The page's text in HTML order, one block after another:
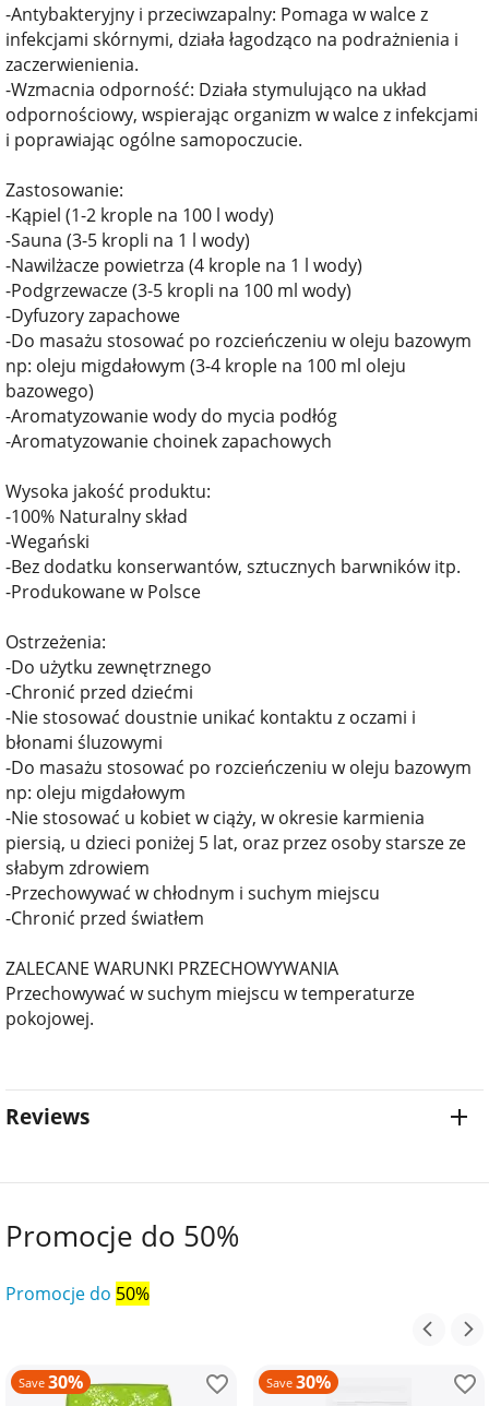
-Antybakteryjny i przeciwzapalny: Pomaga w walce z
infekcjami skórnymi, działa łagodząco na podrażnienia i
zaczerwienienia.
-Wzmacnia odporność: Działa stymulująco na układ
odpornościowy, wspierając organizm w walce z infekcjami
i poprawiając ogólne samopoczucie.
Zastosowanie:
-Kąpiel (1-2 krople na 100 l wody)
-Sauna (3-5 kropli na 1 l wody)
-Nawilżacze powietrza (4 krople na 1 l wody)
-Podgrzewacze (3-5 kropli na 100 ml wody)
-Dyfuzory zapachowe
-Do masażu stosować po rozcieńczeniu w oleju bazowym
np: oleju migdałowym (3-4 krople na 100 ml oleju
bazowego)
-Aromatyzowanie wody do mycia podłóg
-Aromatyzowanie choinek zapachowych
Wysoka jakość produktu:
-100% Naturalny skład
-Wegański
-Bez dodatku konserwantów, sztucznych barwników itp.
-Produkowane w Polsce
Ostrzeżenia:
-Do użytku zewnętrznego
-Chronić przed dziećmi
-Nie stosować doustnie unikać kontaktu z oczami i
błonami śluzowymi
-Do masażu stosować po rozcieńczeniu w oleju bazowym
np: oleju migdałowym
-Nie stosować u kobiet w ciąży, w okresie karmienia
piersią, u dzieci poniżej 5 lat, oraz przez osoby starsze ze
słabym zdrowiem
-Przechowywać w chłodnym i suchym miejscu
-Chronić przed światłem
ZALECANE WARUNKI PRZECHOWYWANIA
Przechowywać w suchym miejscu w temperaturze
pokojowej.
Reviews
Promocje do 50%
Promocje do 50%
Save 30% Save 30%